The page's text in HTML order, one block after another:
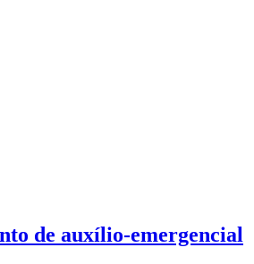
de auxílio-emergencial